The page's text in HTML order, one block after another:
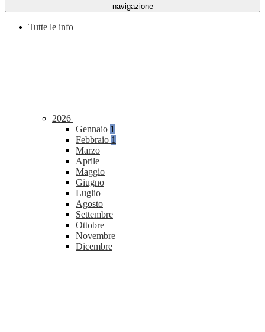
navigazione
Tutte le info
2026
Gennaio 1
Febbraio 1
Marzo
Aprile
Maggio
Giugno
Luglio
Agosto
Settembre
Ottobre
Novembre
Dicembre